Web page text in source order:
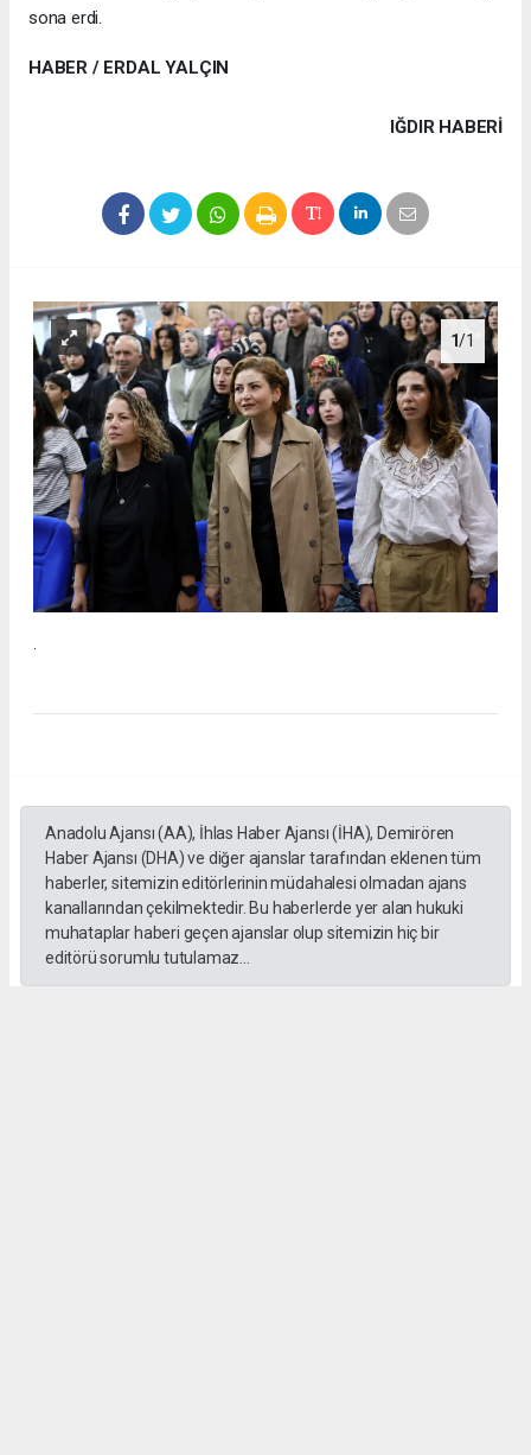
sona erdi.
HABER / ERDAL YALÇIN
IĞDIR HABERİ
1/1
Anadolu Ajansı (AA), İhlas Haber Ajansı (İHA), Demirören
Haber Ajansı (DHA) ve diğer ajanslar tarafından eklenen tüm
haberler, sitemizin editörlerinin müdahalesi olmadan ajans
kanallarından çekilmektedir. Bu haberlerde yer alan hukuki
muhataplar haberi geçen ajanslar olup sitemizin hiç bir
editörü sorumlu tutulamaz...